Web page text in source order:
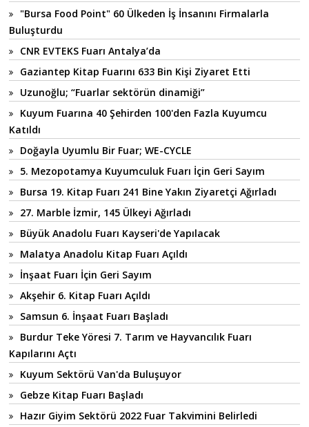
"Bursa Food Point" 60 Ülkeden İş İnsanını Firmalarla
Buluşturdu
CNR EVTEKS Fuarı Antalya’da
Gaziantep Kitap Fuarını 633 Bin Kişi Ziyaret Etti
Uzunoğlu; “Fuarlar sektörün dinamiği”
Kuyum Fuarına 40 Şehirden 100'den Fazla Kuyumcu
Katıldı
Doğayla Uyumlu Bir Fuar; WE-CYCLE
5. Mezopotamya Kuyumculuk Fuarı İçin Geri Sayım
Bursa 19. Kitap Fuarı 241 Bine Yakın Ziyaretçi Ağırladı
27. Marble İzmir, 145 Ülkeyi Ağırladı
Büyük Anadolu Fuarı Kayseri'de Yapılacak
Malatya Anadolu Kitap Fuarı Açıldı
İnşaat Fuarı İçin Geri Sayım
Akşehir 6. Kitap Fuarı Açıldı
Samsun 6. İnşaat Fuarı Başladı
Burdur Teke Yöresi 7. Tarım ve Hayvancılık Fuarı
Kapılarını Açtı
Kuyum Sektörü Van'da Buluşuyor
Gebze Kitap Fuarı Başladı
Hazır Giyim Sektörü 2022 Fuar Takvimini Belirledi